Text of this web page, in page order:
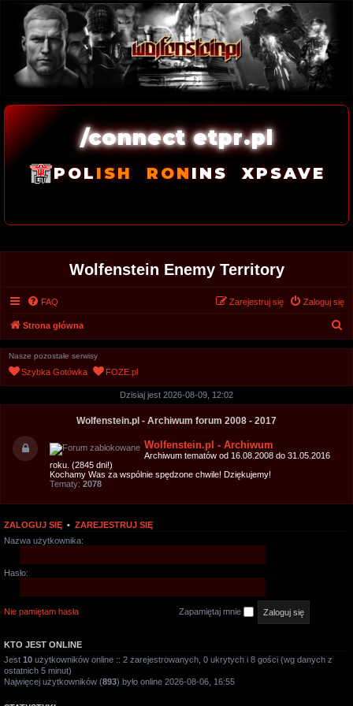
/connect etpr.pl
POL ISH RONINS XPSAVE
Wolfenstein Enemy Territory
FAQ Zaloguj się
Zarejestruj się
Strona główna
Nasze pozostałe serwisy
Szybka Gotówka FOZE.pl
Dzisiaj jest 2026-08-09, 12:02
Wolfenstein.pl - Archiwum forum 2008 - 2017
Wolfenstein.pl - Archiwum
Archiwum tematów od 16.08.2008 do 31.05.2016
roku. (2845 dni!)
Kochamy Was za wspólnie spędzone chwile! Dziękujemy!
Tematy: 2078
ZALOGUJ SIĘ • ZAREJESTRUJ SIĘ
Nazwa użytkownika:
Hasło:
Nie pamiętam hasła Zapamiętaj mnie
KTO JEST ONLINE
Jest 10 użytkowników online :: 2 zarejestrowanych, 0 ukrytych i 8 gości (wg danych z
ostatnich 5 minut)
Najwięcej użytkowników (893) było online 2026-08-06, 16:55